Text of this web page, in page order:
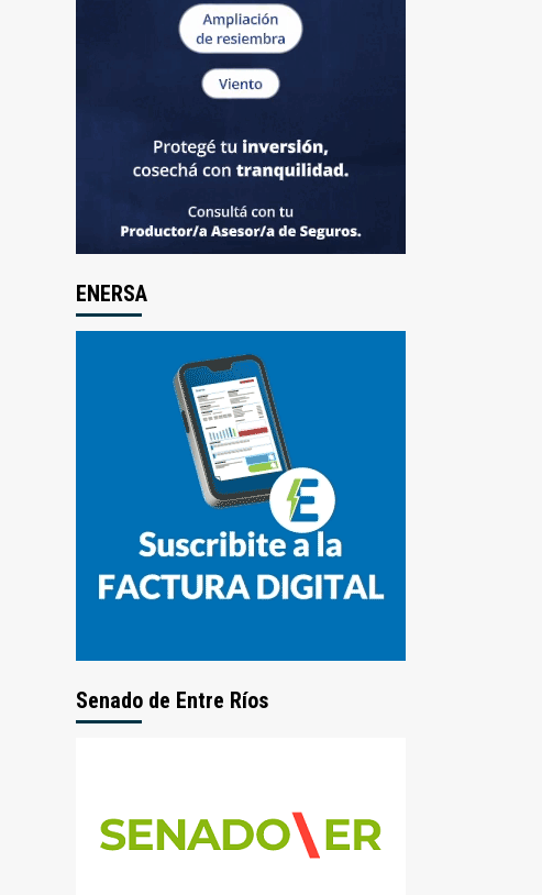
ENERSA
Senado de Entre Ríos